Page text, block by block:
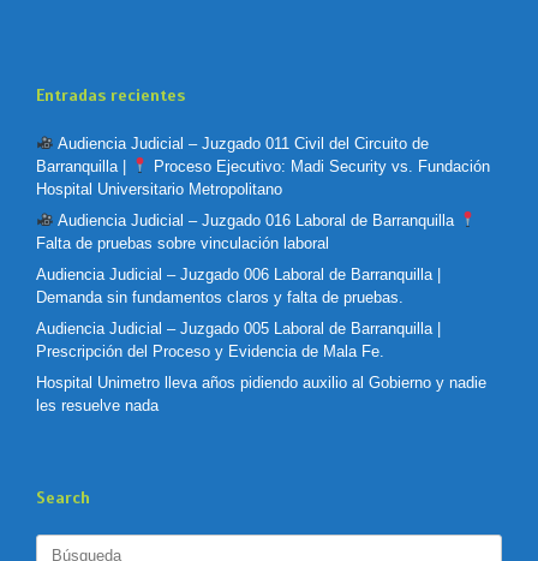
Entradas recientes
Audiencia Judicial – Juzgado 011 Civil del Circuito de
Barranquilla |
Proceso Ejecutivo: Madi Security vs. Fundación
Hospital Universitario Metropolitano
Audiencia Judicial – Juzgado 016 Laboral de Barranquilla
Falta de pruebas sobre vinculación laboral
Audiencia Judicial – Juzgado 006 Laboral de Barranquilla |
Demanda sin fundamentos claros y falta de pruebas.
Audiencia Judicial – Juzgado 005 Laboral de Barranquilla |
Prescripción del Proceso y Evidencia de Mala Fe.
Hospital Unimetro lleva años pidiendo auxilio al Gobierno y nadie
les resuelve nada
Search
Buscar: